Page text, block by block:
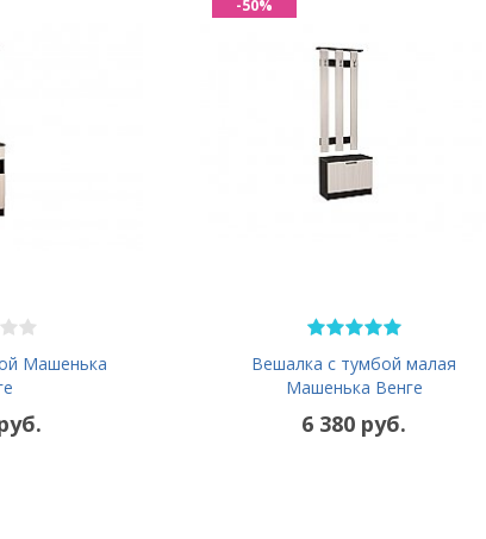
Машенька
Вешалка с тумбой малая
Машенька Венге
6 380 руб.
-50%